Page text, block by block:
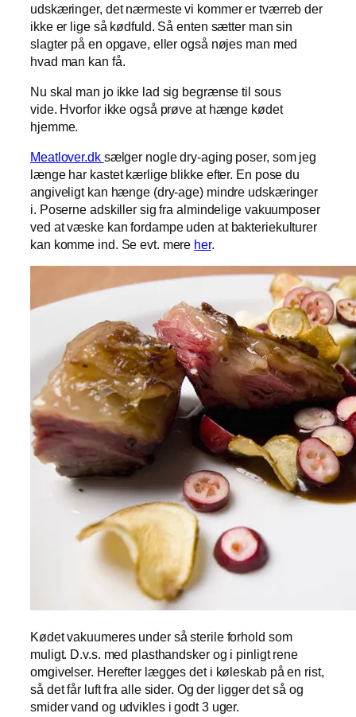
udskæringer, det nærmeste vi kommer er tværreb der
ikke er lige så kødfuld. Så enten sætter man sin
slagter på en opgave, eller også nøjes man med
hvad man kan få.
Nu skal man jo ikke lad sig begrænse til sous
vide. Hvorfor ikke også prøve at hænge kødet
hjemme.
Meatlover.dk sælger nogle dry-aging poser, som jeg
længe har kastet kærlige blikke efter. En pose du
angiveligt kan hænge (dry-age) mindre udskæringer
i. Poserne adskiller sig fra almindelige vakuumposer
ved at væske kan fordampe uden at bakteriekulturer
kan komme ind. Se evt. mere her.
Kødet vakuumeres under så sterile forhold som
muligt. D.v.s. med plasthandsker og i pinligt rene
omgivelser. Herefter lægges det i køleskab på en rist,
så det får luft fra alle sider. Og der ligger det så og
smider vand og udvikles i godt 3 uger.